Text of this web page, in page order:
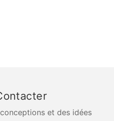
et des idées